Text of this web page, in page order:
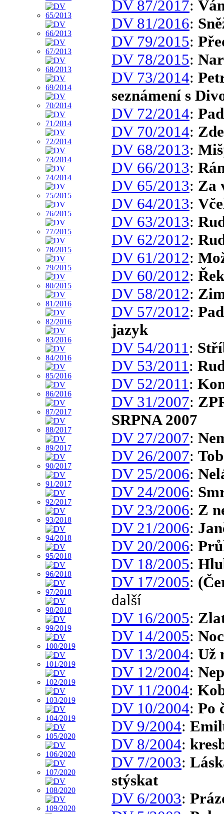
DV 87/2017:
DV 81/2016:
DV 79/2015:
DV 78/2015:
DV 73/2014:
seznámení s
DV 72/2014:
DV 70/2014:
DV 68/2013:
DV 66/2013:
DV 65/2013: Za
DV 64/2013:
DV 63/2013:
DV 62/2012:
DV 61/2012:
DV 60/2012:
DV 58/2012:
DV 57/2012:
jazyk
DV 54/2011 :
DV 53/2011 :
DV 52/2011 :
DV 31/2007:
SRPNA 2007
DV 27/2007:
DV 26/2007:
DV 25/2006:
DV 24/2006:
DV 23/2006: Z
DV 21/2006:
DV 20/2006:
DV 18/2005:
DV 17/2005:
další
DV 16/2005:
DV 14/2005:
DV 13/2004: Už
DV 12/2004:
DV 11/2004:
DV 10/2004: Po
DV 9/2004:
DV 8/2004:
DV 7/2003:
stýskat
DV 6/2003: